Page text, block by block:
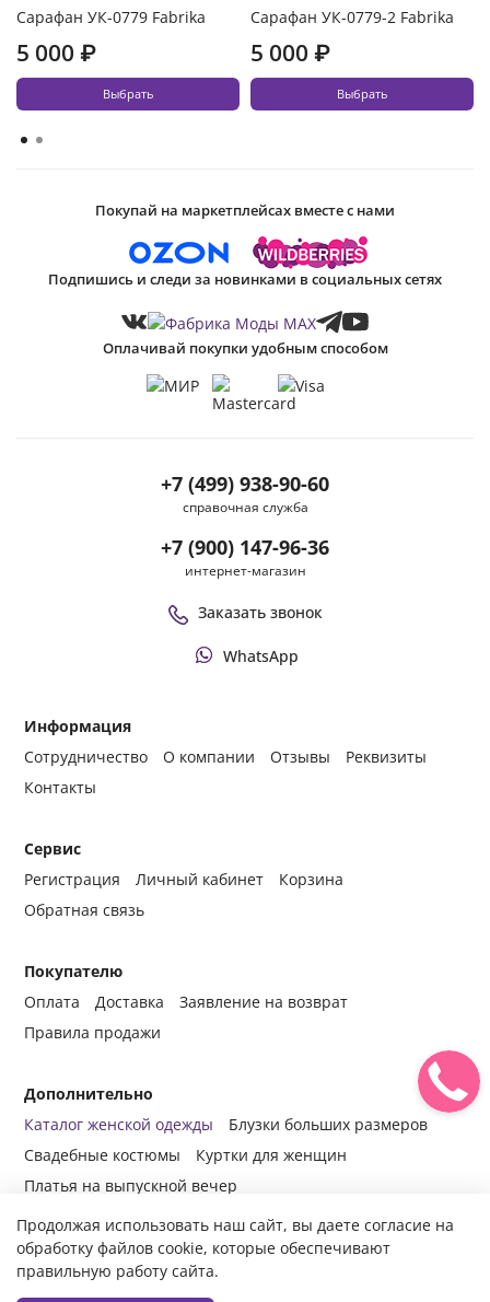
Сарафан УК-0779 Fabrika
5 000 ₽
Выбрать
Сарафан УК-0779-2 Fabrika
5 000 ₽
Выбрать
Информация
Сотрудничество
О компании Отзывы
Реквизиты
Контакты
Сервис
Регистрация
Личный кабинет
Корзина
Обратная связь
Покупателю
Оплата
Доставка
Заявление на возврат
Правила продажи
Дополнительно
Каталог женской одежды
Блузки больших размеров
Свадебные костюмы
Куртки для женщин
Платья на выпускной вечер
+7 (499) 938-90-60
справочная служба
+7 (900) 147-96-36
интернет-магазин
Заказать звонок
WhatsApp
Покупай на маркетплейсах вместе с нами
Подпишись и следи за новинками в социальных сетях
Оплачивай покупки удобным способом
© 2014-2024 Все права защищены.
одежды fabrika-mody.ru - официальный сайт компании «Фабрика
Продолжая использовать наш сайт, вы даете согласие на
обработку файлов cookie, которые обеспечивают
правильную работу сайта.